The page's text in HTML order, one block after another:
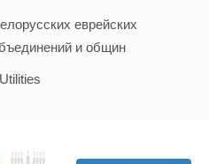
еврейских
и общин
Utilities